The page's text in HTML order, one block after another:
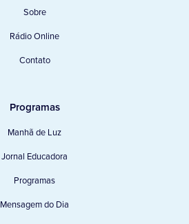
Sobre
Rádio Online
Contato
Programas
Manhã de Luz
Jornal Educadora
Programas
Mensagem do Dia